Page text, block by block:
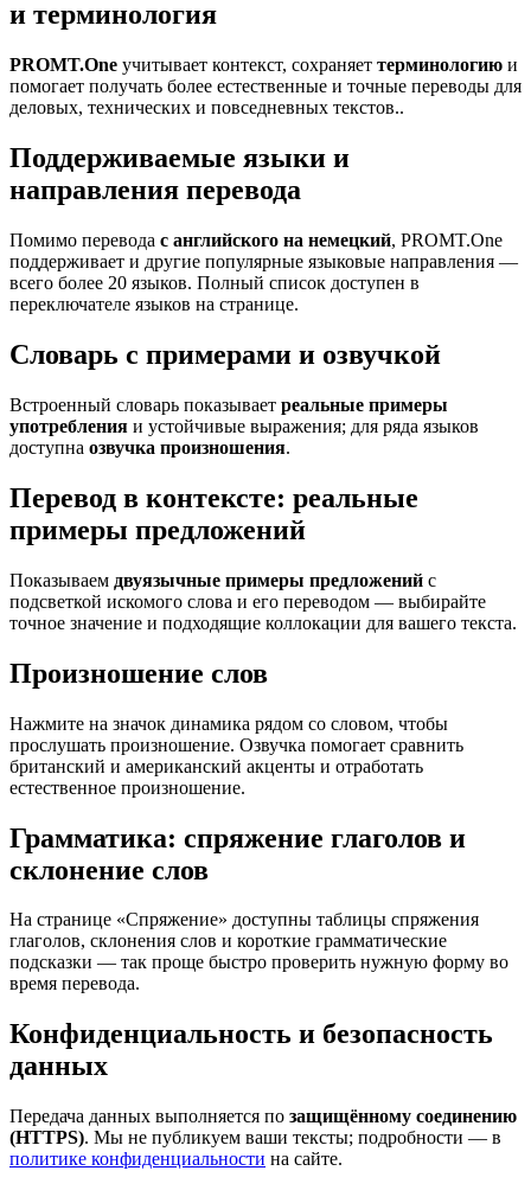
и терминология
PROMT.One учитывает контекст, сохраняет терминологию и
помогает получать более естественные и точные переводы для
деловых, технических и повседневных текстов..
Поддерживаемые языки и
направления перевода
Помимо перевода с английского на немецкий, PROMT.One
поддерживает и другие популярные языковые направления —
всего более 20 языков. Полный список доступен в
переключателе языков на странице.
Словарь с примерами и озвучкой
Встроенный словарь показывает реальные примеры
употребления и устойчивые выражения; для ряда языков
доступна озвучка произношения.
Перевод в контексте: реальные
примеры предложений
Показываем двуязычные примеры предложений с
подсветкой искомого слова и его переводом — выбирайте
точное значение и подходящие коллокации для вашего текста.
Произношение слов
Нажмите на значок динамика рядом со словом, чтобы
прослушать произношение. Озвучка помогает сравнить
британский и американский акценты и отработать
естественное произношение.
Грамматика: спряжение глаголов и
склонение слов
На странице «Спряжение» доступны таблицы спряжения
глаголов, склонения слов и короткие грамматические
подсказки — так проще быстро проверить нужную форму во
время перевода.
Конфиденциальность и безопасность
данных
Передача данных выполняется по защищённому соединению
(HTTPS). Мы не публикуем ваши тексты; подробности — в
политике конфиденциальности на сайте.